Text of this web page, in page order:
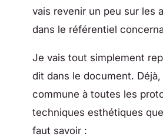
vais revenir un peu sur les
dans le référentiel
Je vais tout simplement
dit dans le document.
commune à toutes les
techniques esthétiques
faut savoir :